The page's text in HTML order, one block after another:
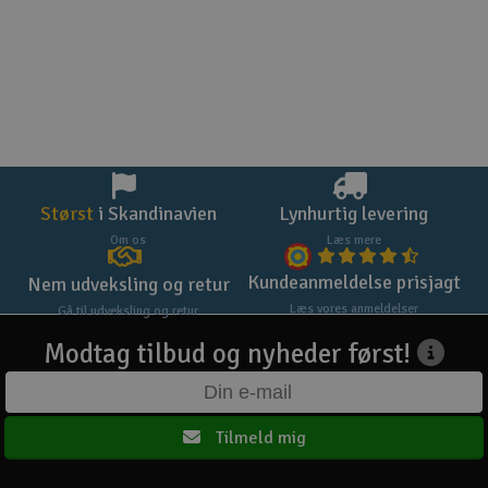
Størst i Skandinavien
Om os
Lynhurtig levering
Læs mere
Nem udveksling og retur
Gå til udveksling og retur
Kundeanmeldelse prisjagt
Læs vores anmeldelser
Modtag tilbud og nyheder først!
Tilmeld mig